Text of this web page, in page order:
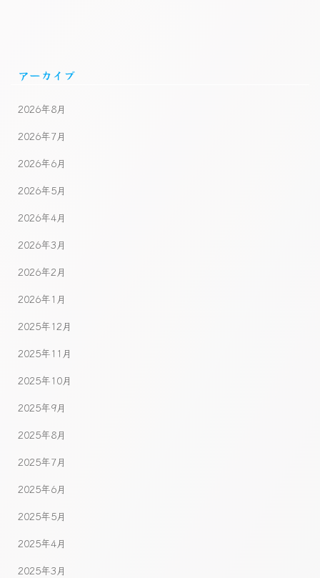
アーカイブ
2026年8月
2026年7月
2026年6月
2026年5月
2026年4月
2026年3月
2026年2月
2026年1月
2025年12月
2025年11月
2025年10月
2025年9月
2025年8月
2025年7月
2025年6月
2025年5月
2025年4月
2025年3月